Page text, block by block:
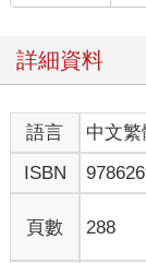
我看見哭泣的臉
我們的服務不便
醒嗎？ 這是他近
進我們的小隔間
在光譜的哪一端
頭。所以他們大
好。不過我想，
在海德拉巴（
低了一些。那裡
詳細資料
語言 中文繁
ISBN
頁數 288